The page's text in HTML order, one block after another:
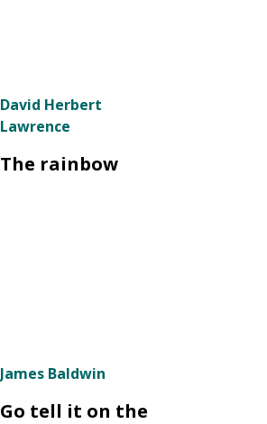
David Herbert
Lawrence
The rainbow
James Baldwin
Go tell it on the